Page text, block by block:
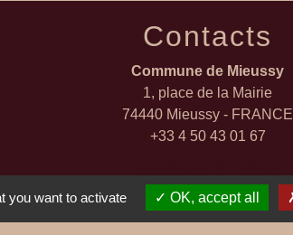
Contacts
Commune de Mieussy
1, place de la Mairie
74440 Mieussy - FRANCE
+33 4 50 43 01 67
you want to activate OK, accept all